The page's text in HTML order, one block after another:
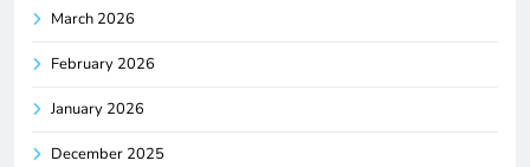
March 2026
February 2026
January 2026
December 2025